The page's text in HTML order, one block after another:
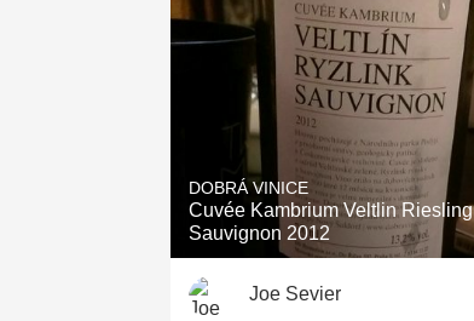
DOBRÁ VINICE
Cuvée Kambrium Veltlin Riesling
Sauvignon 2012
Joe Sevier